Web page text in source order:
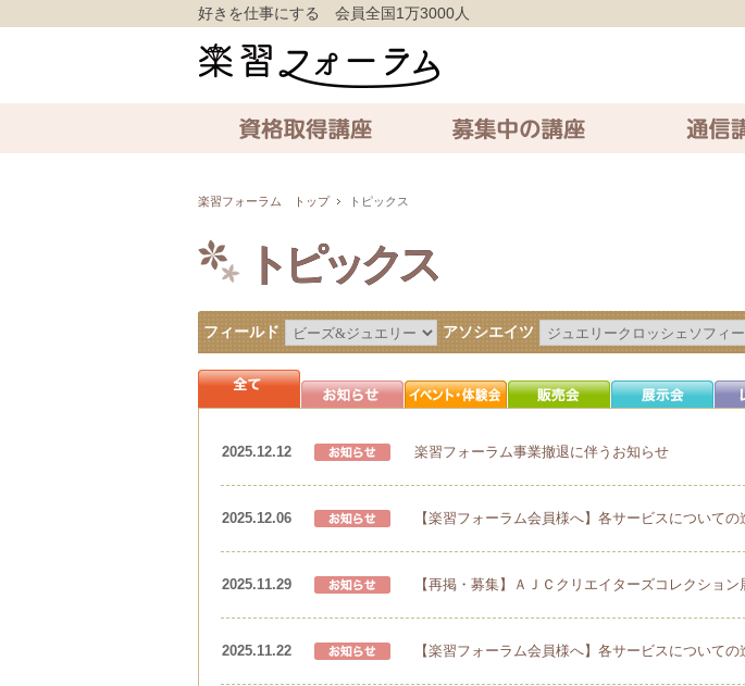
好きを仕事にする 会員全国1万3000人
楽習フォーラム トップ トピックス
トピックス
フィールド アソシエイツ
2025.12.12 楽習フォーラム事業撤退に伴うお知らせ
2025.12.06 【楽習フォーラム会員様へ】各サービスについて
2025.11.29 【再掲・募集】ＡＪＣクリエイターズコレクショ
2025.11.22 【楽習フォーラム会員様へ】各サービスについて